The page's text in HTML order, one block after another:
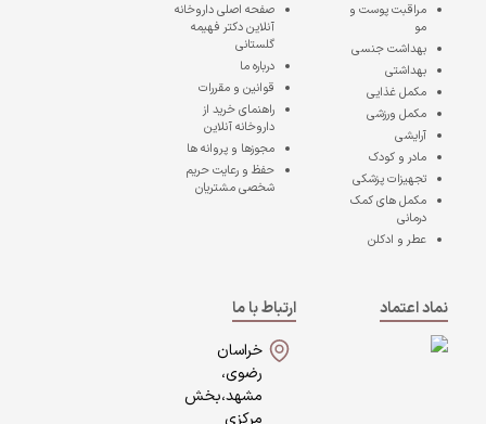
مراقبت پوست و
مو
بهداشت جنسی
بهداشتی
مکمل غذایی
مکمل ورزشی
آرایشی
مادر و کودک
تجهیزات پزشکی
مکمل های کمک
درمانی
عطر و ادکلن
صفحه اصلیداروخانه
آنلاین دکتر فهیمه
گلستانی
درباره ما
قوانین و مقررات
راهنمای خرید از
داروخانه آنلاین
مجوزها و پروانه ها
حفظ و رعایت حریم
شخصی مشتریان
نماد اعتماد
ارتباط با ما
خراسان
رضوی،
مشهد،بخش
مرکزی